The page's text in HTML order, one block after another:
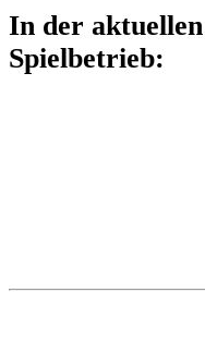
In der
Spielbetrieb: